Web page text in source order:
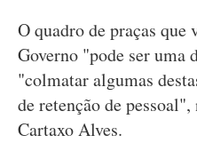
O quadro de praças que
Governo "pode ser uma
"colmatar algumas
de retenção de
Cartaxo Alves.